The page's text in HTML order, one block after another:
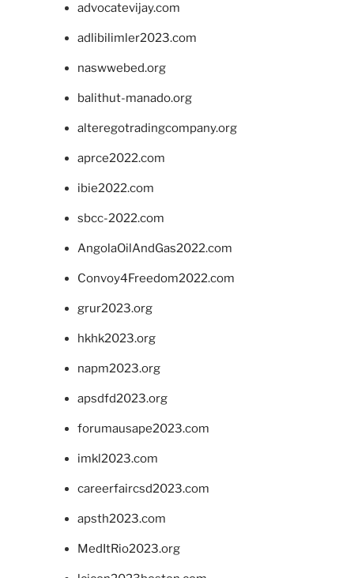
advocatevijay.com
adlibilimler2023.com
naswwebed.org
balithut-manado.org
alteregotradingcompany.org
aprce2022.com
ibie2022.com
sbcc-2022.com
AngolaOilAndGas2022.com
Convoy4Freedom2022.com
grur2023.org
hkhk2023.org
napm2023.org
apsdfd2023.org
forumausape2023.com
imkl2023.com
careerfaircsd2023.com
apsth2023.com
MedItRio2023.org